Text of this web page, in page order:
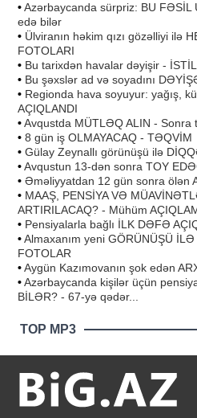
•Azərbaycanda sürpriz: BU FƏSİL
edə bilər
• Ülviranın həkim qızı gözəlliyi ilə
FOTOLARI
• Bu tarixdən havalar dəyişir -
• Bu şəxslər ad və soyadını
• Regionda hava soyuyur: yağış,
AÇIQLANDI
•Avqustda MÜTLƏQ ALIN - Sonra
• 8 gün iş OLMAYACAQ - TƏQVİM
• Gülay Zeynallı görünüşü ilə
•Avqustun 13-dən sonra TOY
• Əməliyyatdan 12 gün sonra ölən
• MAAŞ, PENSİYA VƏ
ARTIRILACAQ? - Mühüm
• Pensiyalarla bağlı İLK DƏFƏ
•Almaxanım yeni GÖRÜNÜŞÜ
FOTOLAR
•Aygün Kazımovanın şok edən
•Azərbaycanda kişilər üçün
BİLƏR? - 67-yə qədər...
TOP MP3